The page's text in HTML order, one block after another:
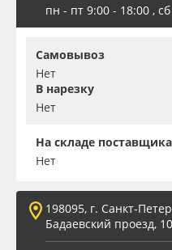
Баннер
Заготовки для сувениров
пн - пт 9:00 - 18:00 ,
Самовывоз
Нет
В нарезку
Нет
На складе поставщика
Нет
198095, г. Санкт-
Бадаевский проезд,